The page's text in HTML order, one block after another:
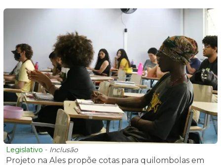
Legislativo - Inclusão
Projeto na Ales propõe cotas para quilombolas em